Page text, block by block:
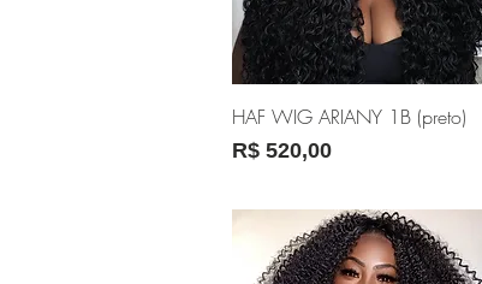
Visualização rápida
HAF WIG ARIANY 1B (preto)
Preço
R$ 520,00